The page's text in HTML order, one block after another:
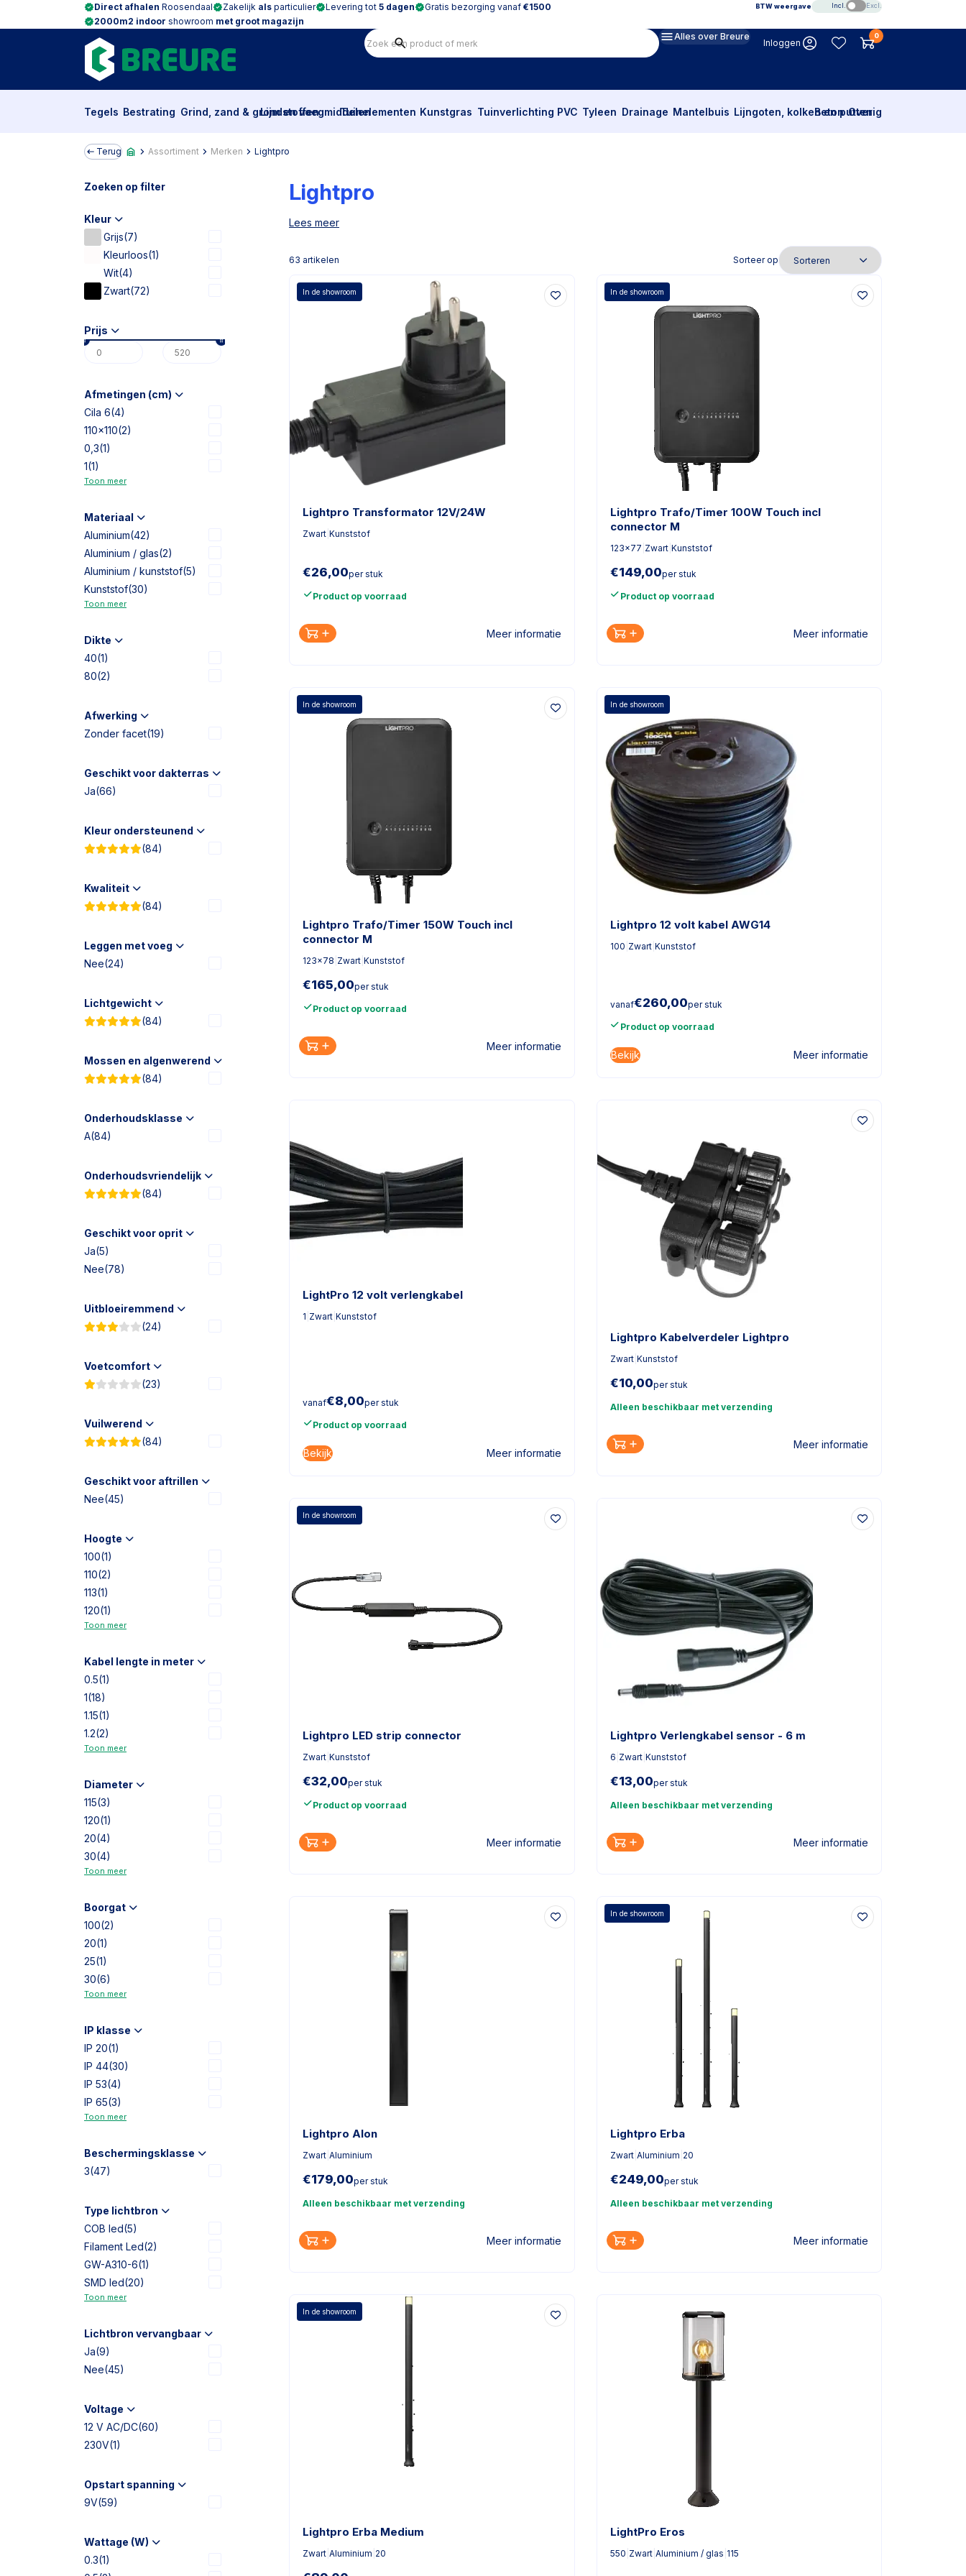
Direct afhalen Roosendaal Zakelijk als particulier Levering tot 5 dagen Gratis bezorging vanaf €1500
2000m2 indoor showroom met groot magazijn
BTW weergave Incl. Excl.
Alles over Breure
Inloggen
0
Tegels Bestrating Grind, zand & grondstoffen
Lijm en voegmiddelenTuinelementen Kunstgras Tuinverlichting PVC Tyleen Drainage Mantelbuis Lijngoten, kolken en putten
Beton Overig
Terug Assortiment Merken Lightpro
Zoeken op filter
Kleur
Grijs(7)
Kleurloos(1)
Wit(4)
Zwart(72)
Prijs
Afmetingen (cm)
Cila 6(4)
110x110(2)
0,3(1)
1(1)
Toon meer
Materiaal
Aluminium(42)
Aluminium / glas(2)
Aluminium / kunststof(5)
Kunststof(30)
Toon meer
Dikte
40(1)
80(2)
Afwerking
Zonder facet(19)
Geschikt voor dakterras
Ja(66)
Kleur ondersteunend
(84)
Kwaliteit
(84)
Leggen met voeg
Nee(24)
Lichtgewicht
(84)
Mossen en algenwerend
(84)
Onderhoudsklasse
A(84)
Onderhoudsvriendelijk
(84)
Geschikt voor oprit
Ja(5)
Nee(78)
Uitbloeiremmend
(24)
Voetcomfort
(23)
Vuilwerend
(84)
Geschikt voor aftrillen
Nee(45)
Hoogte
100(1)
110(2)
113(1)
120(1)
Toon meer
Kabel lengte in meter
0.5(1)
1(18)
1.15(1)
1.2(2)
Toon meer
Diameter
115(3)
120(1)
20(4)
30(4)
Toon meer
Boorgat
100(2)
20(1)
25(1)
30(6)
Toon meer
IP klasse
IP 20(1)
IP 44(30)
IP 53(4)
IP 65(3)
Toon meer
Beschermingsklasse
3(47)
Type lichtbron
COB led(5)
Filament Led(2)
GW-A310-6(1)
SMD led(20)
Toon meer
Lichtbron vervangbaar
Ja(9)
Nee(45)
Voltage
12 V AC/DC(60)
230V(1)
Opstart spanning
9V(59)
Wattage (W)
0.3(1)
Lightpro
Lees meer
63 artikelen Sorteer op
In de showroom
Lightpro Transformator 12V/24W
Zwart Kunststof
€26,00per stuk
Product op voorraad
Meer informatie
In de showroom
Lightpro Trafo/Timer 100W Touch incl
connector M
123x77 Zwart| Kunststof
€149,00per stuk
Product op voorraad
Meer informatie
In de showroom
Lightpro Trafo/Timer 150W Touch incl
connector M
123x78 Zwart Kunststof
€165,00per stuk
Product op voorraad
Meer informatie
In de showroom
Lightpro 12 volt kabel AWG14
100 Zwart| Kunststof
vanaf€260,00per stuk
Product op voorraad
Bekijk Meer informatie
LightPro 12 volt verlengkabel
1 Zwart Kunststof
vanaf€8,00per stuk
Product op voorraad
Bekijk Meer informatie
Lightpro Kabelverdeler Lightpro
Zwart| Kunststof
€10,00per stuk
Alleen beschikbaar met verzending
Meer informatie
In de showroom
Lightpro LED strip connector
Zwart Kunststof
€32,00per stuk
Product op voorraad
Meer informatie
Lightpro Verlengkabel sensor - 6 m
6 Zwart| Kunststof
€13,00per stuk
Alleen beschikbaar met verzending
Meer informatie
Lightpro Alon
Zwart Aluminium
€179,00per stuk
Alleen beschikbaar met verzending
Meer informatie
In de showroom
Lightpro Erba
Zwart| Aluminium 20
€249,00per stuk
Alleen beschikbaar met verzending
Meer informatie
In de showroom
Lightpro Erba Medium
Zwart Aluminium 20
LightPro Eros
550 Zwart| Aluminium / glas 115